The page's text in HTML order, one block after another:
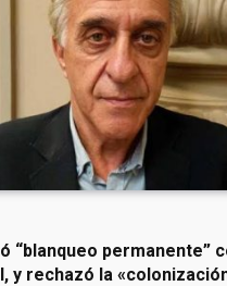
“blanqueo permanente”
y rechazó la